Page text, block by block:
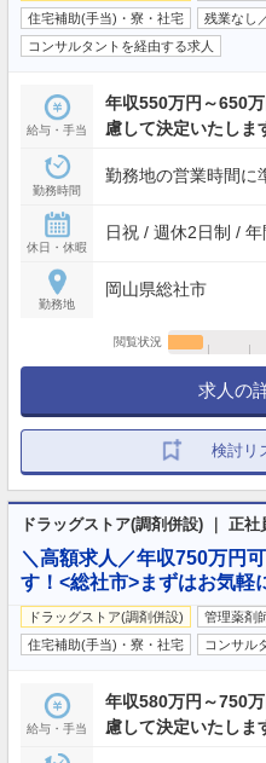
住宅補助(手当)・寮・社宅
残業なし
コンサルタントを経由する求人
給与・手当
年収550万円～650
慮して決定いたしま
勤務時間
勤務地の営業時間に
休日・休暇
日祝 / 週休2日制 /
勤務地
岡山県総社市
閲覧状況
求人の
検討リ
ドラッグストア(調剤併設) ｜ 正社
＼高額求人／年収750万円
す！<総社市>まずはお気軽
ドラッグストア(調剤併設) 管理薬剤
住宅補助(手当)・寮・社宅
コンサル
給与・手当
年収580万円～750
慮して決定いたしま